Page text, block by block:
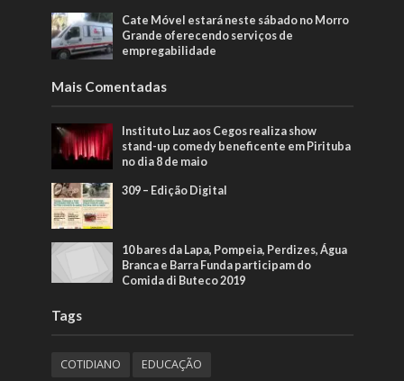
Cate Móvel estará neste sábado no Morro
Grande oferecendo serviços de
empregabilidade
Mais Comentadas
Instituto Luz aos Cegos realiza show
stand-up comedy beneficente em Pirituba
no dia 8 de maio
309 – Edição Digital
10 bares da Lapa, Pompeia, Perdizes, Água
Branca e Barra Funda participam do
Comida di Buteco 2019
Tags
COTIDIANO EDUCAÇÃO